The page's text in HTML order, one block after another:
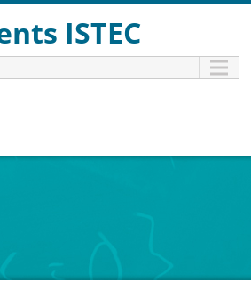
ISTEC